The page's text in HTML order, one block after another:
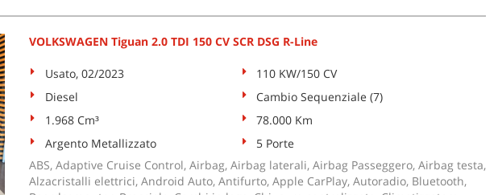
VOLKSWAGEN Tiguan 2.0 TDI 150 CV SCR DSG R-Line
Usato, 02/2023
110 KW/150 CV
Diesel
Cambio Sequenziale (7)
1.968 Cm³
78.000 Km
Argento Metallizzato
5 Porte
ABS, Adaptive Cruise Control, Airbag, Airbag laterali, Airbag Passeggero, Airbag testa,
Alzacristalli elettrici, Android Auto, Antifurto, Apple CarPlay, Autoradio, Bluetooth,